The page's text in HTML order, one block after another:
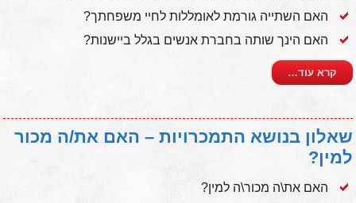
האם השתייה גורמת לאומללות לחיי משפחתך?
האם הינך שותה בחברת אנשים בגלל ביישנות?
קרא עוד…
שאלון בנושא התמכרויות – האם את/ה מכור
למין?
האם את\ה מכור\ה למין?